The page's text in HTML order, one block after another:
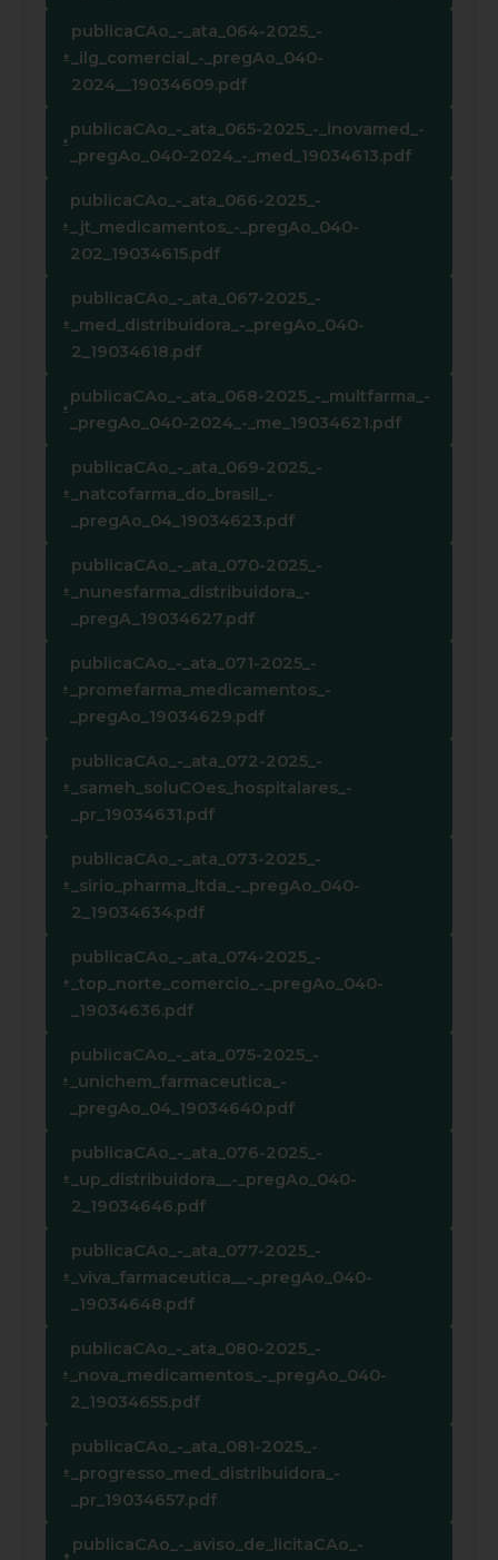
publicaCAo_-_ata_064-2025_-
_ilg_comercial_-_pregAo_040-
2024__19034609.pdf
publicaCAo_-_ata_065-2025_-_inovamed_-
_pregAo_040-2024_-_med_19034613.pdf
publicaCAo_-_ata_066-2025_-
_jt_medicamentos_-_pregAo_040-
202_19034615.pdf
publicaCAo_-_ata_067-2025_-
_med_distribuidora_-_pregAo_040-
2_19034618.pdf
publicaCAo_-_ata_068-2025_-_multfarma_-
_pregAo_040-2024_-_me_19034621.pdf
publicaCAo_-_ata_069-2025_-
_natcofarma_do_brasil_-
_pregAo_04_19034623.pdf
publicaCAo_-_ata_070-2025_-
_nunesfarma_distribuidora_-
_pregA_19034627.pdf
publicaCAo_-_ata_071-2025_-
_promefarma_medicamentos_-
_pregAo_19034629.pdf
publicaCAo_-_ata_072-2025_-
_sameh_soluCOes_hospitalares_-
_pr_19034631.pdf
publicaCAo_-_ata_073-2025_-
_sirio_pharma_ltda_-_pregAo_040-
2_19034634.pdf
publicaCAo_-_ata_074-2025_-
_top_norte_comercio_-_pregAo_040-
_19034636.pdf
publicaCAo_-_ata_075-2025_-
_unichem_farmaceutica_-
_pregAo_04_19034640.pdf
publicaCAo_-_ata_076-2025_-
_up_distribuidora__-_pregAo_040-
2_19034646.pdf
publicaCAo_-_ata_077-2025_-
_viva_farmaceutica__-_pregAo_040-
_19034648.pdf
publicaCAo_-_ata_080-2025_-
_nova_medicamentos_-_pregAo_040-
2_19034655.pdf
publicaCAo_-_ata_081-2025_-
_progresso_med_distribuidora_-
_pr_19034657.pdf
publicaCAo_-_aviso_de_licitaCAo_-